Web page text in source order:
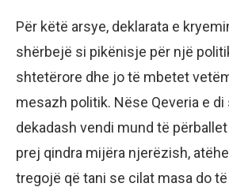
Për këtë arsye, deklarata e
shërbejë si pikënisje për një
shtetërore dhe jo të mbetet
mesazh politik. Nëse Qeveria e di
dekadash vendi mund të
prej qindra mijëra njerëzish,
tregojë që tani se cilat masa do